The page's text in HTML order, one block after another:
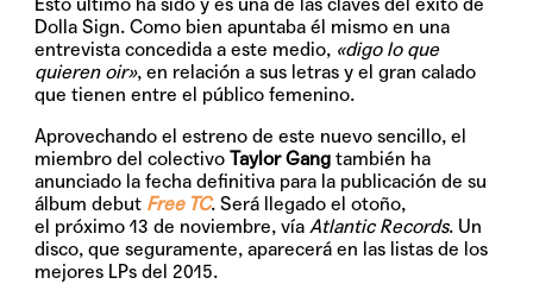
Dolla Sign. Como bien apuntaba él mismo en una
entrevista concedida a este medio, «digo lo que
quieren oir», en relación a sus letras y el gran calado
que tienen entre el público femenino.
Aprovechando el estreno de este nuevo sencillo, el
miembro del colectivoTaylor Gang también ha
anunciado la fecha definitiva para la publicación de su
álbum debut Free TC. Será llegado el otoño,
el próximo13 de noviembre, vía Atlantic Records. Un
disco, que seguramente, aparecerá en las listas de los
mejores LPs del 2015.